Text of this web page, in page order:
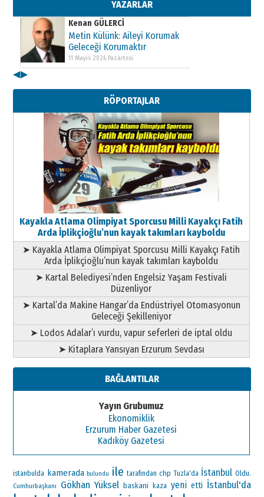
YAZARLAR
Kenan GÜLERCİ
Metin Külünk: Aileyi Korumak
Geleceği Korumaktır
11 Mayıs 2026 Pazartesi
Metin Külünk: Aileyi Korumak
Geleceği Korumaktır
11 Mayıs 2026 Pazartesi
◀▶
RÖPORTAJLAR
Kayakla Atlama Olimpiyat Sporcusu Milli Kayakçı Fatih
Arda İplikçioğlu’nun kayak takımları kayboldu
➤ Kayakla Atlama Olimpiyat Sporcusu Milli Kayakçı Fatih
Arda İplikçioğlu’nun kayak takımları kayboldu
➤ Kartal Belediyesi’nden Engelsiz Yaşam Festivali
Düzenliyor
➤ Kartal’da Makine Hangar’da Endüstriyel Otomasyonun
Geleceği Şekilleniyor
➤ Lodos Adalar’ı vurdu, vapur seferleri de iptal oldu
➤ Kitaplara Yansıyan Erzurum Sevdası
BAĞLANTILAR
Yayın Grubumuz
Ekonomiklik
Erzurum Haber Gazetesi
Kadıköy Gazetesi
istanbulda kamerada bulundu ile tarafından chp Tuzla'da İstanbul Oldu.
Cumhurbaşkanı Gökhan Yüksel baskani kaza yeni etti İstanbul'da